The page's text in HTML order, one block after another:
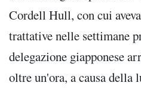
Cordell Hull, con cui
trattative nelle settimane
delegazione giapponese
oltre un'ora, a causa della